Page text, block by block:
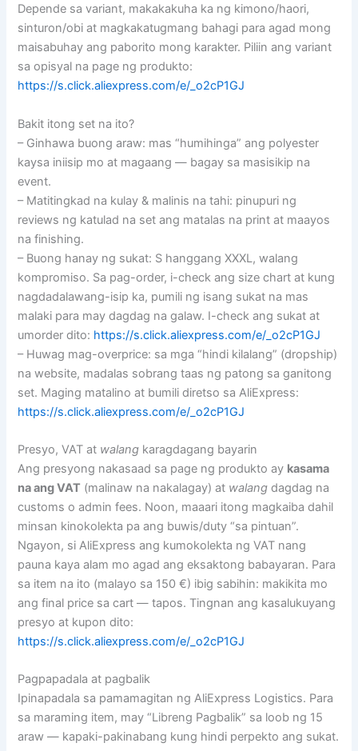
Depende sa variant, makakakuha ka ng kimono/haori,
sinturon/obi at magkakatugmang bahagi para agad mong
maisabuhay ang paborito mong karakter. Piliin ang variant
sa opisyal na page ng produkto:
https://s.click.aliexpress.com/e/_o2cP1GJ
Bakit itong set na ito?
– Ginhawa buong araw: mas “humihinga” ang polyester
kaysa iniisip mo at magaang — bagay sa masisikip na
event.
– Matitingkad na kulay & malinis na tahi: pinupuri ng
reviews ng katulad na set ang matalas na print at maayos
na finishing.
– Buong hanay ng sukat: S hanggang XXXL, walang
kompromiso. Sa pag-order, i-check ang size chart at kung
nagdadalawang-isip ka, pumili ng isang sukat na mas
malaki para may dagdag na galaw. I-check ang sukat at
umorder dito: https://s.click.aliexpress.com/e/_o2cP1GJ
– Huwag mag-overprice: sa mga “hindi kilalang” (dropship)
na website, madalas sobrang taas ng patong sa ganitong
set. Maging matalino at bumili diretso sa AliExpress:
https://s.click.aliexpress.com/e/_o2cP1GJ
Presyo, VAT at walang karagdagang bayarin
Ang presyong nakasaad sa page ng produkto ay kasama
na ang VAT (malinaw na nakalagay) at walang dagdag na
customs o admin fees. Noon, maaari itong magkaiba dahil
minsan kinokolekta pa ang buwis/duty “sa pintuan”.
Ngayon, si AliExpress ang kumokolekta ng VAT nang
pauna kaya alam mo agad ang eksaktong babayaran. Para
sa item na ito (malayo sa 150 €) ibig sabihin: makikita mo
ang final price sa cart — tapos. Tingnan ang kasalukuyang
presyo at kupon dito:
https://s.click.aliexpress.com/e/_o2cP1GJ
Pagpapadala at pagbalik
Ipinapadala sa pamamagitan ng AliExpress Logistics. Para
sa maraming item, may “Libreng Pagbalik” sa loob ng 15
araw — kapaki-pakinabang kung hindi perpekto ang sukat.